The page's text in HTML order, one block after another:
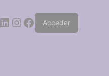
LinkedIn
Instagram
Facebook
Acceder